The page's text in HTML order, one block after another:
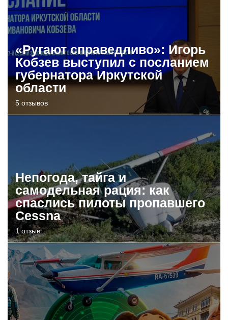
«Ругают справедливо»: Игорь
Кобзев выступил с посланием
губернатора Иркутской
области
5 отзывов
Непогода, тайга и
самодельная рация: как
спаслись пилоты пропавшего
Cessna
1 отзыв